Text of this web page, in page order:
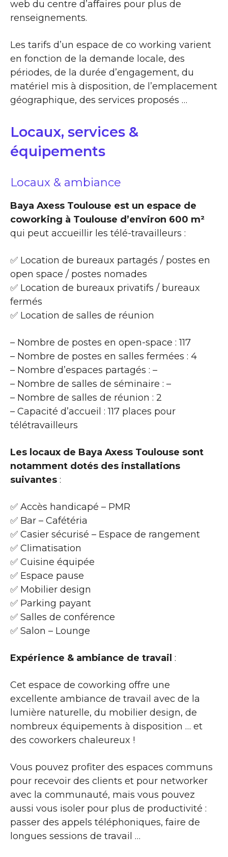
web du centre d’affaires pour plus de
renseignements.
Les tarifs d’un espace de co working varient
en fonction de la demande locale, des
périodes, de la durée d’engagement, du
matériel mis à disposition, de l’emplacement
géographique, des services proposés …
Locaux, services &
équipements
Locaux & ambiance
Baya Axess Toulouse est un espace de
coworking à Toulouse d’environ 600 m²
qui peut accueillir les télé-travailleurs :
✅ Location de bureaux partagés / postes en
open space / postes nomades
✅ Location de bureaux privatifs / bureaux
fermés
✅ Location de salles de réunion
– Nombre de postes en open-space : 117
– Nombre de postes en salles fermées : 4
– Nombre d’espaces partagés : –
– Nombre de salles de séminaire : –
– Nombre de salles de réunion : 2
– Capacité d’accueil : 117 places pour
télétravailleurs
Les locaux de Baya Axess Toulouse sont
notamment dotés des installations
suivantes :
✅ Accès handicapé – PMR
✅ Bar – Cafétéria
✅ Casier sécurisé – Espace de rangement
✅ Climatisation
✅ Cuisine équipée
✅ Espace pause
✅ Mobilier design
✅ Parking payant
✅ Salles de conférence
✅ Salon – Lounge
Expérience & ambiance de travail :
Cet espace de coworking offre une
excellente ambiance de travail avec de la
lumière naturelle, du mobilier design, de
nombreux équipements à disposition … et
des coworkers chaleureux !
Vous pouvez profiter des espaces communs
pour recevoir des clients et pour networker
avec la communauté, mais vous pouvez
aussi vous isoler pour plus de productivité :
passer des appels téléphoniques, faire de
longues sessions de travail …